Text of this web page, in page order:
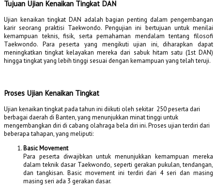
Tujuan Ujian Kenaikan Tingkat DAN
Ujian kenaikan tingkat DAN adalah bagian penting dalam pengembangan
karir seorang praktisi Taekwondo. Pengujian ini bertujuan untuk menilai
kemampuan teknis, fisik, serta pemahaman mendalam tentang filosofi
Taekwondo. Para peserta yang mengikuti ujian ini, diharapkan dapat
meningkatkan tingkat kelayakan mereka dari sabuk hitam satu (1st DAN)
hingga tingkat yang lebih tinggi sesuai dengan kemampuan yang telah teruji.
Proses Ujian Kenaikan Tingkat
Ujian kenaikan tingkat pada tahun ini diikuti oleh sekitar 250 peserta dari
berbagai daerah di Banten, yang menunjukkan minat tinggi untuk
mengembangkan diri di cabang olahraga bela diri ini. Proses ujian terdiri dari
beberapa tahapan, yang meliputi:
Basic Movement
Para peserta diwajibkan untuk menunjukkan kemampuan mereka
dalam teknik dasar Taekwondo, seperti gerakan pukulan, tendangan,
dan tangkisan. Basic movement ini terdiri dari 4 seri dan masing
masing seri ada 3 gerakan dasar.